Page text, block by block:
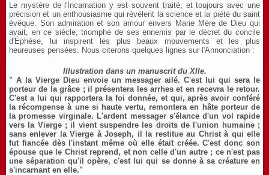
Le mystère de l'Incarnation y est souvent traité, et toujours avec une
précision et un enthousiasme qui révèlent la science et la piété du saint
évêque. Son admiration et son amour envers Marie Mère de Dieu qui
avait, en ce siècle, triomphé de ses ennemis par le décret du concile
d'Éphèse, lui inspirent les plus beaux mouvements et les plus
heureuses pensées. Nous citerons quelques lignes sur l'Annonciation :
Illustration dans un manuscrit du XIIe.
" A la Vierge Dieu envoie un messager ailé. C'est lui qui sera le
porteur de la grâce ; il présentera les arrhes et en recevra le retour.
C'est a lui qui rapportera la foi donnée, et qui, après avoir conféré
la récompense à une si haute vertu, remontera en hâte porteur de
la promesse virginale. L'ardent messager s'élance d'un vol rapide
vers la Vierge ; il vient suspendre les droits de l'union humaine ;
sans enlever la Vierge à Joseph, il la restitue au Christ à qui elle
fut fiancée dès l'instant même où elle était créée. C'est donc son
épouse que le Christ reprend, et non celle d'un autre ; ce n'est pas
une séparation qu'il opère, c'est lui qui se donne à sa créature en
s'incarnant en elle."